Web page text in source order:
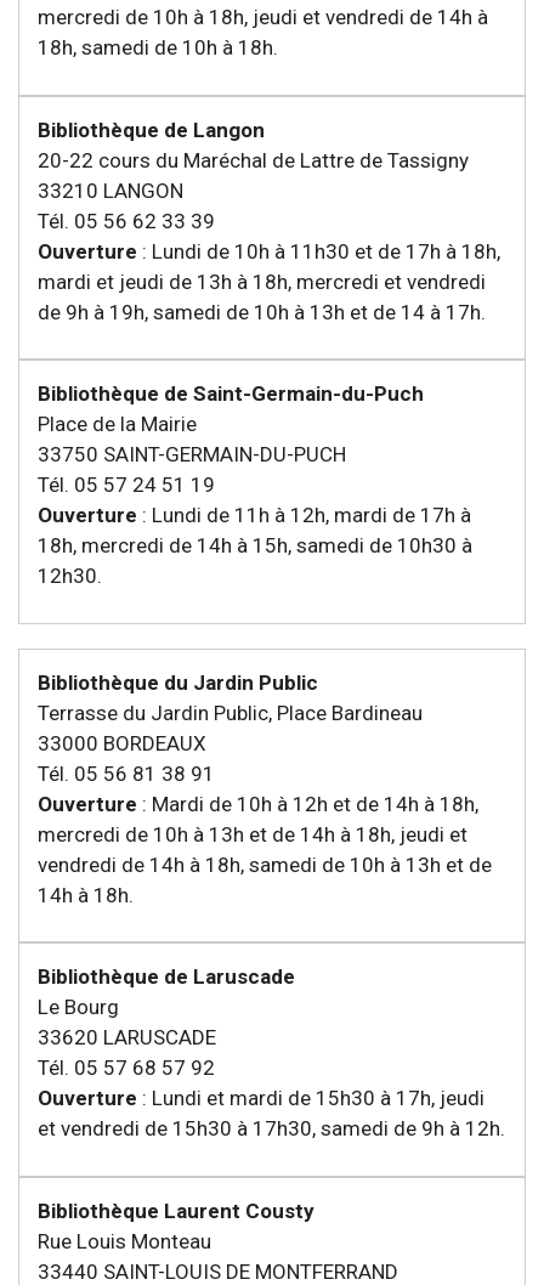
mercredi de 10h à 18h, jeudi et vendredi de 14h à
18h, samedi de 10h à 18h.
Bibliothèque de Langon
20-22 cours du Maréchal de Lattre de Tassigny
33210 LANGON
Tél. 05 56 62 33 39
Ouverture : Lundi de 10h à 11h30 et de 17h à 18h,
mardi et jeudi de 13h à 18h, mercredi et vendredi
de 9h à 19h, samedi de 10h à 13h et de 14 à 17h.
Bibliothèque de Saint-Germain-du-Puch
Place de la Mairie
33750 SAINT-GERMAIN-DU-PUCH
Tél. 05 57 24 51 19
Ouverture : Lundi de 11h à 12h, mardi de 17h à
18h, mercredi de 14h à 15h, samedi de 10h30 à
12h30.
Bibliothèque du Jardin Public
Terrasse du Jardin Public, Place Bardineau
33000 BORDEAUX
Tél. 05 56 81 38 91
Ouverture : Mardi de 10h à 12h et de 14h à 18h,
mercredi de 10h à 13h et de 14h à 18h, jeudi et
vendredi de 14h à 18h, samedi de 10h à 13h et de
14h à 18h.
Bibliothèque de Laruscade
Le Bourg
33620 LARUSCADE
Tél. 05 57 68 57 92
Ouverture : Lundi et mardi de 15h30 à 17h, jeudi
et vendredi de 15h30 à 17h30, samedi de 9h à 12h.
Bibliothèque Laurent Cousty
Rue Louis Monteau
33440 SAINT-LOUIS DE MONTFERRAND